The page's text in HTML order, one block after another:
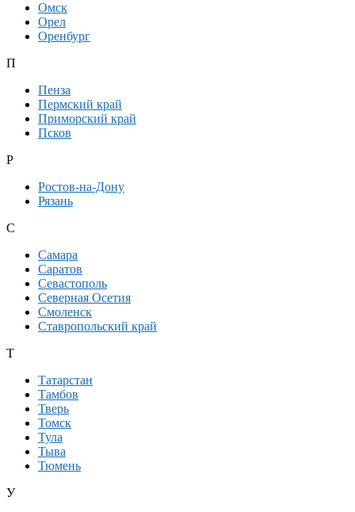
Омск
Орел
Оренбург
П
Пенза
Пермский край
Приморский край
Псков
Р
Ростов-на-Дону
Рязань
С
Самара
Саратов
Севастополь
Северная Осетия
Смоленск
Ставропольский край
Т
Татарстан
Тамбов
Тверь
Томск
Тула
Тыва
Тюмень
У